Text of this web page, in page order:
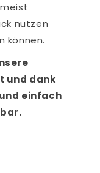
nutzen
können.
und dank
einfach